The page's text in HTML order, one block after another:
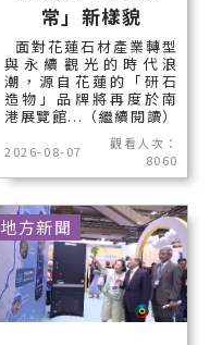
常」新樣貌
面對花蓮石材產業轉型
與永續觀光的時代浪
潮，源自花蓮的「研石
造物」品牌將再度於南
港展覽館...（繼續閱讀）
2026-08-07
觀看人次：
8060
地方新聞